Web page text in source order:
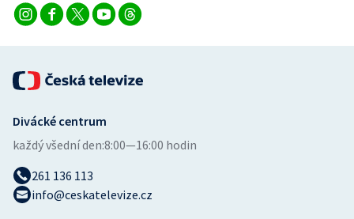
Divácké centrum
každý všední den:8:00—16:00 hodin
261 136 113
info@ceskatelevize.cz